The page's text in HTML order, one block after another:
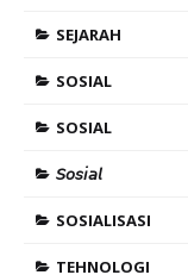
SEJARAH
SOSIAL
SOSIAL
𝘚𝘰𝘴𝘪𝘢𝘭
SOSIALISASI
TEHNOLOGI